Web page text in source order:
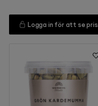
Logga in för att se pris